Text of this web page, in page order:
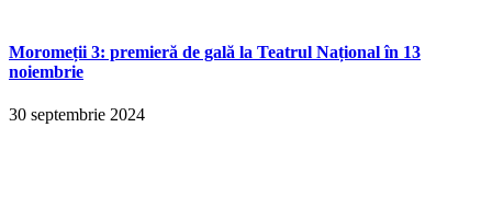
Moromeții 3: premieră de gală la Teatrul Național în 13
noiembrie
30 septembrie 2024